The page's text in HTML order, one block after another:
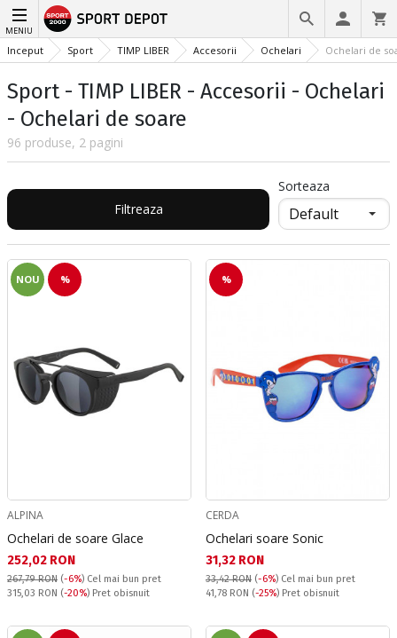
MENIU
Inceput Sport TIMP LIBER Accesorii Ochelari Ochelari de
Sport - TIMP LIBER - Accesorii - Ochelari
- Ochelari de soare
96 produse, 2 pagini
Filtreaza
Sorteaza
NOU %
ALPINA
Ochelari de soare Glace
Текуща цена:
252,02 RON
267,79 RON (-6%) Cel mai bun pret
Pret obisnuit:
315,03 RON (-20%) Pret obisnuit
%
CERDA
Ochelari soare Sonic
Текуща цена:
31,32 RON
33,42 RON (-6%) Cel mai bun pret
Pret obisnuit:
41,78 RON (-25%) Pret obisnuit